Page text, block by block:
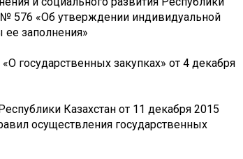
№ 576 «Об утверждении индивидуальной
ее заполнения»
государственных закупках» от 4 декабря
Казахстан от 11 декабря 2015
осуществления государственных